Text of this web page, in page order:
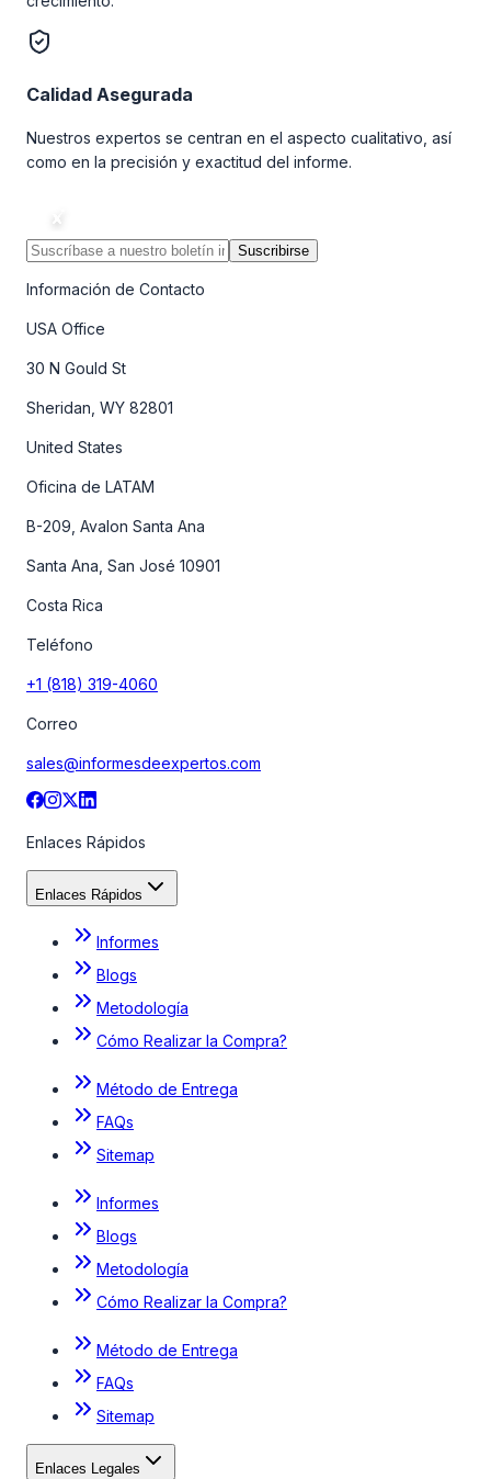
Calidad Asegurada
Nuestros expertos se centran en el aspecto cualitativo, así
como en la precisión y exactitud del informe.
Suscribirse
Información de Contacto
USA Office
30 N Gould St
Sheridan, WY 82801
United States
Oficina de LATAM
B-209, Avalon Santa Ana
Santa Ana, San José 10901
Costa Rica
Teléfono
+1 (818) 319-4060
Correo
sales@informesdeexpertos.com
Enlaces Rápidos
Enlaces Rápidos
Informes
Blogs
Metodología
Cómo Realizar la Compra?
Método de Entrega
FAQs
Sitemap
Informes
Blogs
Metodología
Cómo Realizar la Compra?
Método de Entrega
FAQs
Sitemap
Enlaces Legales